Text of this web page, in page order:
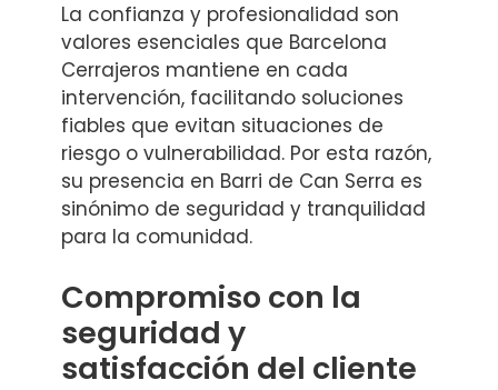
La confianza y profesionalidad son
valores esenciales que Barcelona
Cerrajeros mantiene en cada
intervención, facilitando soluciones
fiables que evitan situaciones de
riesgo o vulnerabilidad. Por esta razón,
su presencia en Barri de Can Serra es
sinónimo de seguridad y tranquilidad
para la comunidad.
Compromiso con la
seguridad y
satisfacción del cliente